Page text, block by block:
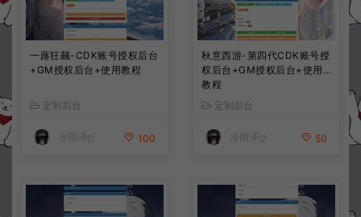
一蕗狂飆-CDK账号授权后台
+GM授权后台+使用教程
定制后台
冷雨泽ღ 100
秋意西游-第四代CDK账号授
权后台+GM授权后台+使用
教程
定制后台
冷雨泽ღ 50